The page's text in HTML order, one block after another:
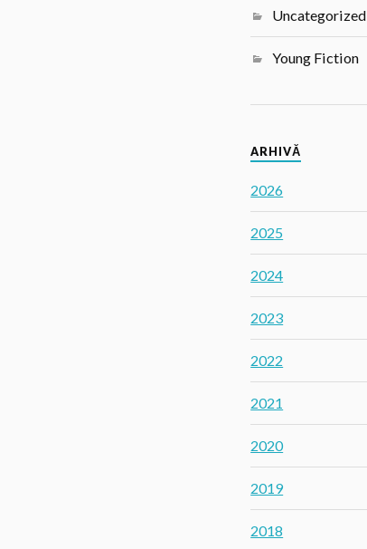
Uncategorized
Young Fiction
ARHIVĂ
2026
2025
2024
2023
2022
2021
2020
2019
2018